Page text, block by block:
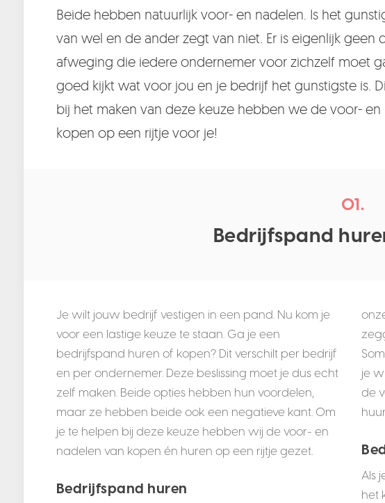
Beide hebben natuurlijk voor- en nadelen. Is het
van wel en de ander zegt van niet. Er is eigenlijk
afweging die iedere ondernemer voor zichzelf moet
goed kijkt wat voor jou en je bedrijf het gunstigste is.
bij het maken van deze keuze hebben we de voor-
kopen op een rijtje voor je!
01.
Bedrijfspand
Je wilt jouw bedrijf vestigen in een pand. Nu kom je
voor een lastige keuze te staan. Ga je een
bedrijfspand huren of kopen? Dit verschilt per bedrijf
en per ondernemer. Deze beslissing moet je dus echt
zelf maken. Beide opties hebben hun voordelen,
maar ze hebben beide ook een negatieve kant. Om
je te helpen bij deze keuze hebben wij de voor- en
nadelen van kopen én huren op een rijtje gezet.
Bedrijfspand huren
je
de
Als
het